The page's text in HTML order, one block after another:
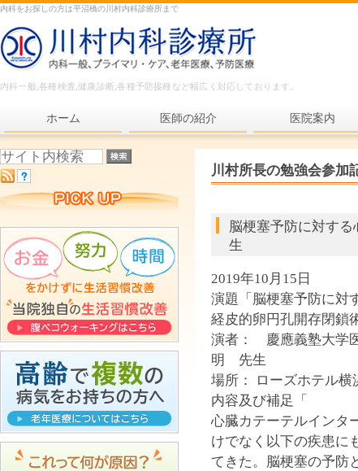
内科をお探しの方は平沼橋の川村内科診療所まで
内科一般,各種検査,健康診断,各種予防接種など幅広く対応しております。
ホーム 医師の紹介 医院案内
川村所長の勉強会参加
脳梗塞予防に対す
生
2019年10月15日
演題「脳梗塞予防に対
経皮的卵円孔開存閉鎖
演者： 慶應義塾大学
明 先生
場所： ローズホテル横
内容及び補足「
心臓カテーテルインタ
けでなく以下の疾患に
てきた。脳梗塞の予防